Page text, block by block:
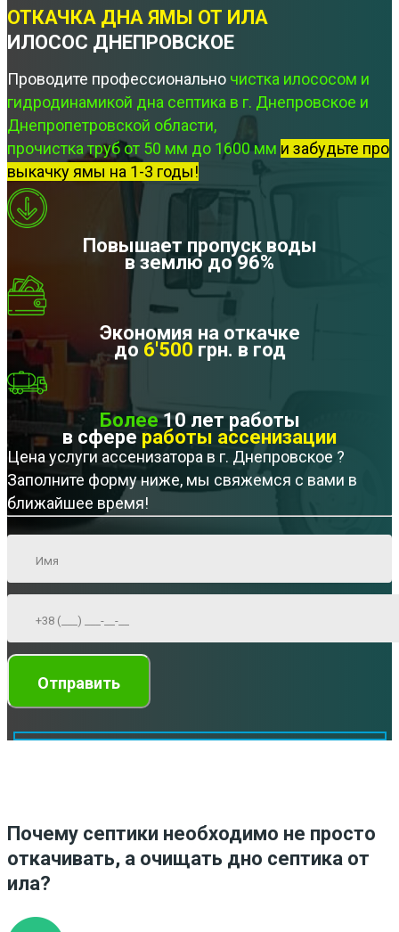
ОТКАЧКА ДНА ЯМЫ ОТ ИЛА
ИЛОСОС ДНЕПРОВСКОЕ
Проводите профессионально чистка илососом и
гидродинамикой дна септика в г. Днепровское и
Днепропетровской области,
прочистка труб от 50 мм до 1600 мм и забудьте про
выкачку ямы на 1-3 годы!
Повышает пропуск воды
в землю до 96%
Экономия на откачке
до 6'500 грн. в год
Более10 лет работы
в сфере работы ассенизации
Цена услуги ассенизатора в г. Днепровское ?
Заполните форму ниже, мы свяжемся с вами в
ближайшее время!
Почему септики необходимо не просто
откачивать, а очищать дно септика от
ила?